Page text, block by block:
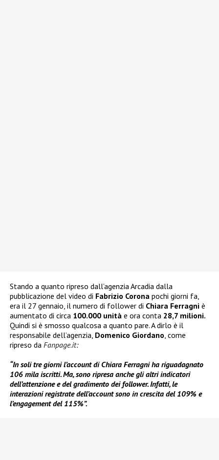
Stando a quanto ripreso dall’agenzia Arcadia dalla
pubblicazione del video di Fabrizio Corona pochi giorni fa,
era il 27 gennaio, il numero di follower di Chiara Ferragni è
aumentato di circa 100.000 unità e ora conta 28,7 milioni.
Quindi si è smosso qualcosa a quanto pare. A dirlo è il
responsabile dell’agenzia, Domenico Giordano, come
ripreso da Fanpage.it:
“In soli tre giorni l’account di Chiara Ferragni ha riguadagnato
106 mila iscritti. Ma, sono ripresa anche gli altri indicatori
dell’attenzione e del gradimento dei follower. Infatti, le
interazioni registrate dell’account sono in crescita del 109% e
l’engagement del 115%”.